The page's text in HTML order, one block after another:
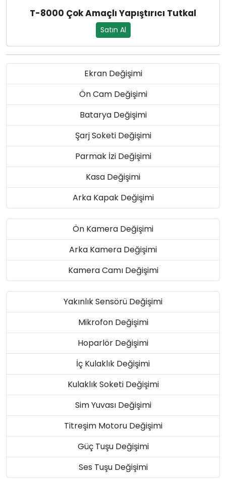
T-8000 Çok Amaçlı Yapıştırıcı Tutkal
Satın Al
Ekran Değişimi
Ön Cam Değişimi
Batarya Değişimi
Şarj Soketi Değişimi
Parmak İzi Değişimi
Kasa Değişimi
Arka Kapak Değişimi
Ön Kamera Değişimi
Arka Kamera Değişimi
Kamera Camı Değişimi
Yakınlık Sensörü Değişimi
Mikrofon Değişimi
Hoparlör Değişimi
İç Kulaklık Değişimi
Kulaklık Soketi Değişimi
Sim Yuvası Değişimi
Titreşim Motoru Değişimi
Güç Tuşu Değişimi
Ses Tuşu Değişimi